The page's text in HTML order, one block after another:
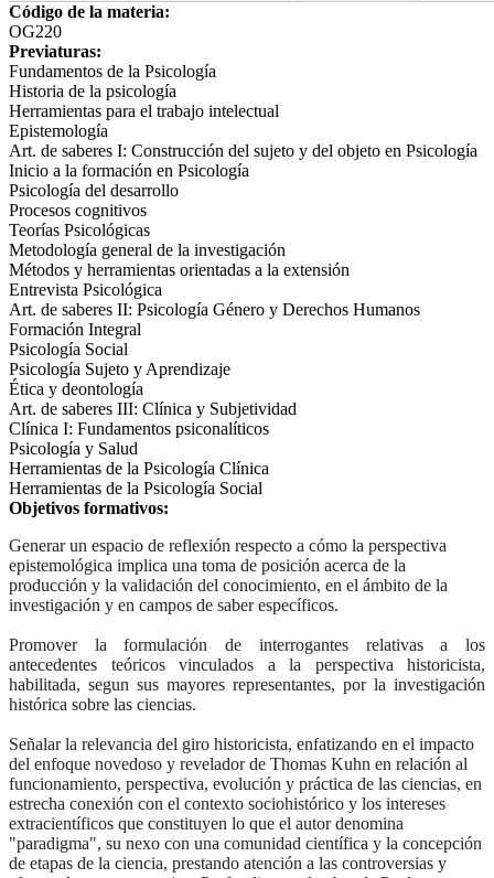
Código de la materia:
OG220
Previaturas:
Fundamentos de la Psicología
Historia de la psicología
Herramientas para el trabajo intelectual
Epistemología
Art. de saberes I: Construcción del sujeto y del objeto en Psicología
Inicio a la formación en Psicología
Psicología del desarrollo
Procesos cognitivos
Teorías Psicológicas
Metodología general de la investigación
Métodos y herramientas orientadas a la extensión
Entrevista Psicológica
Art. de saberes II: Psicología Género y Derechos Humanos
Formación Integral
Psicología Social
Psicología Sujeto y Aprendizaje
Ética y deontología
Art. de saberes III: Clínica y Subjetividad
Clínica I: Fundamentos psiconalíticos
Psicología y Salud
Herramientas de la Psicología Clínica
Herramientas de la Psicología Social
Objetivos formativos:
Generar un espacio de reflexión respecto a cómo la perspectiva
epistemológica implica una toma de posición acerca de la
producción y la validación del conocimiento, en el ámbito de la
investigación y en campos de saber específicos.
Promover la formulación de interrogantes relativas a los
antecedentes teóricos vinculados a la perspectiva historicista,
habilitada, segun sus mayores representantes, por la investigación
histórica sobre las ciencias.
Señalar la relevancia del giro historicista, enfatizando en el impacto
del enfoque novedoso y revelador de Thomas Kuhn en relación al
funcionamiento, perspectiva, evolución y práctica de las ciencias, en
estrecha conexión con el contexto sociohistórico y los intereses
extracientíficos que constituyen lo que el autor denomina
"paradigma", su nexo con una comunidad científica y la concepción
de etapas de la ciencia, prestando atención a las controversias y